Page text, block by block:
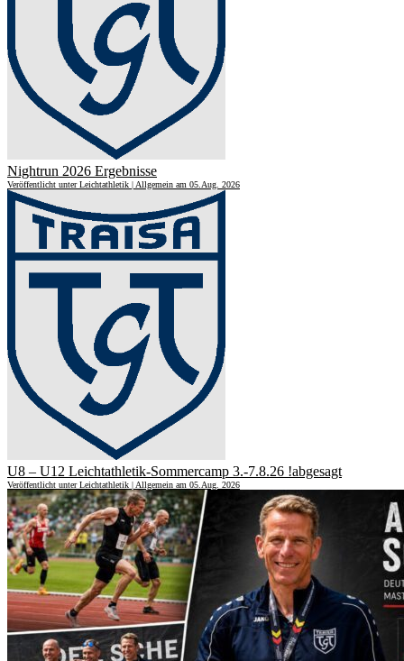
Nightrun 2026 Ergebnisse
Veröffentlicht unter Leichtathletik | Allgemein am 05.Aug. 2026
U8 – U12 Leichtathletik-Sommercamp 3.-7.8.26 !abgesagt
Veröffentlicht unter Leichtathletik | Allgemein am 05.Aug. 2026